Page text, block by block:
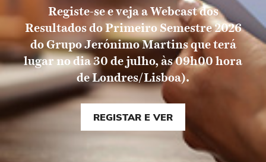
CONTACTOS
Registe-se e veja a Webcast dos
Resultados do Primeiro Semestre 2026
do Grupo Jerónimo Martins que terá
lugar no dia 30 de julho, às 09h00 hora
de Londres/Lisboa).
REGISTAR E VER